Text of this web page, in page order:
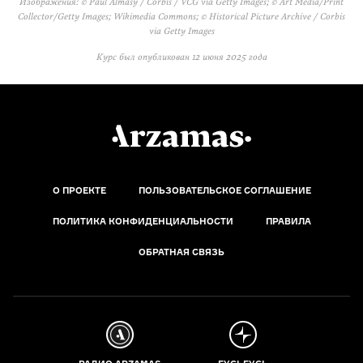
Collector/Getty Images; Wikimedia Commons; © Historical Picture Archive / Corbis
via Getty Images
Курс был опубликован 12 июня 2025 года
О ПРОЕКТЕ ПОЛЬЗОВАТЕЛЬСКОЕ СОГЛАШЕНИЕ
ПОЛИТИКА КОНФИДЕНЦИАЛЬНОСТИ ПРАВИЛА
ОБРАТНАЯ СВЯЗЬ